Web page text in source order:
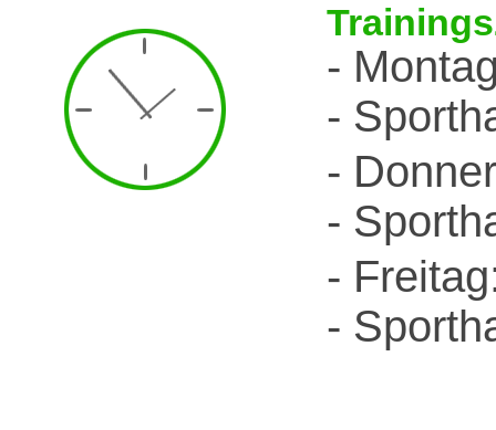
-
-
-
-
-
-